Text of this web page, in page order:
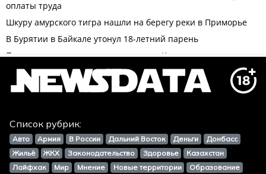
Список рубрик:
Авто Армия В России Дальний Восток Деньги
Донбасс
Жильё
ЖКХ Законодательство Здоровье
Казахстан
Лайфхак
Мир Мнение Новые территории
Образование